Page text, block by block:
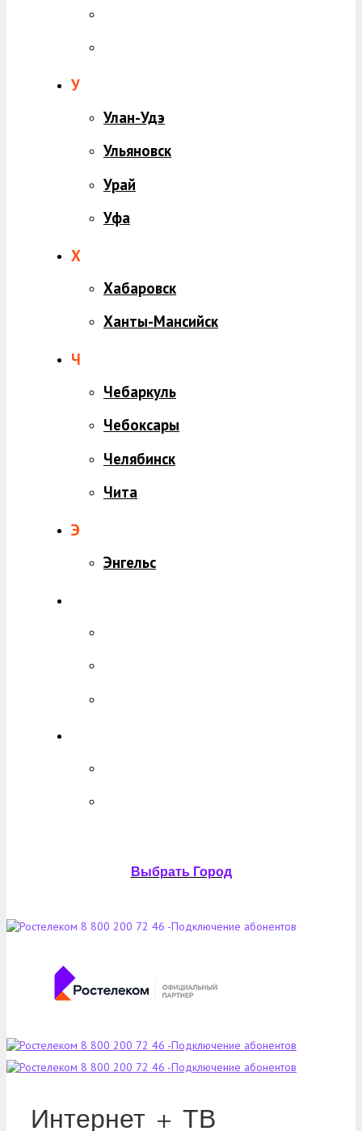
У
Улан-Удэ
Ульяновск
Урай
Уфа
Х
Хабаровск
Ханты-Мансийск
Ч
Чебаркуль
Чебоксары
Челябинск
Чита
Э
Энгельс
Выбрать Город
Интернет + ТВ